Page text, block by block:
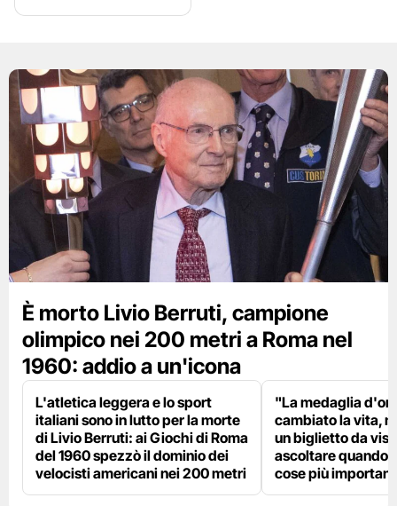
È morto Livio Berruti, campione
olimpico nei 200 metri a Roma nel
1960: addio a un'icona
L'atletica leggera e lo sport
italiani sono in lutto per la morte
di Livio Berruti: ai Giochi di Roma
del 1960 spezzò il dominio dei
velocisti americani nei 200 metri
"La medaglia
cambiato la vita,
un biglietto da
ascoltare quando
cose più